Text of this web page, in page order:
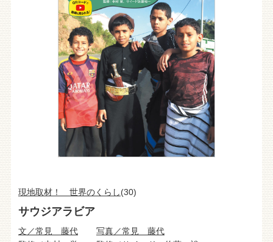
現地取材！ 世界のくらし(30)
サウジアラビア
文／常見 藤代
写真／常見 藤代